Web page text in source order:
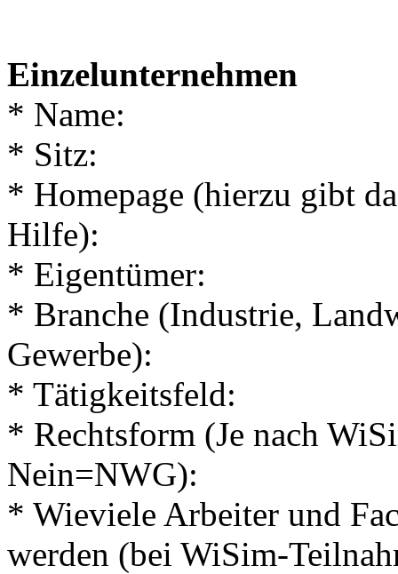
Einzelunternehmen
* Name:
* Sitz:
* Homepage (hierzu gibt
Hilfe):
* Eigentümer:
* Branche (Industrie,
Gewerbe):
* Tätigkeitsfeld:
* Rechtsform (Je nach
Nein=NWG):
* Wieviele Arbeiter und
werden (bei WiSim-